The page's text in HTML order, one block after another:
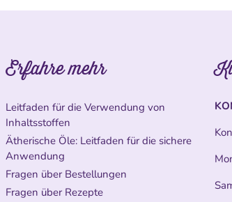
Erfahre mehr
Leitfaden für die Verwendung von
Inhaltsstoffen
Ätherische Öle: Leitfaden für die sichere
Anwendung
Fragen über Bestellungen
Fragen über Rezepte